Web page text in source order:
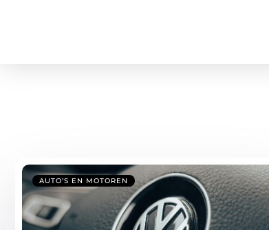
AUTO’S EN MOTOREN